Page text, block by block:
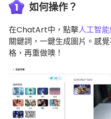
1 如何操作？
在ChatArt中，點擊人工智
關鍵詞，一鍵生成圖片。感
格，再重做噢！